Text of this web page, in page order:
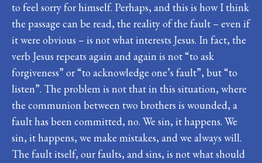
to feel sorry for himself. Perhaps, and this is how I think
the passage can be read, the reality of the fault – even if
it were obvious – is not what interests Jesus. In fact, the
verb Jesus repeats again and again is not “to ask
forgiveness” or “to acknowledge one’s fault”, but “to
listen”. The problem is not that in this situation, where
the communion between two brothers is wounded, a
fault has been committed, no. We sin, it happens. We
sin, it happens, we make mistakes, and we always will.
The fault itself, our faults, and sins, is not what should